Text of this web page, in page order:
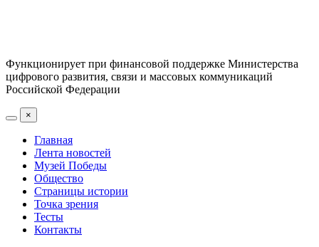
Функционирует при финансовой поддержке Министерства
цифрового развития, связи и массовых коммуникаций
Российской Федерации
×
Главная
Лента новостей
Музей Победы
Общество
Страницы истории
Точка зрения
Тесты
Контакты